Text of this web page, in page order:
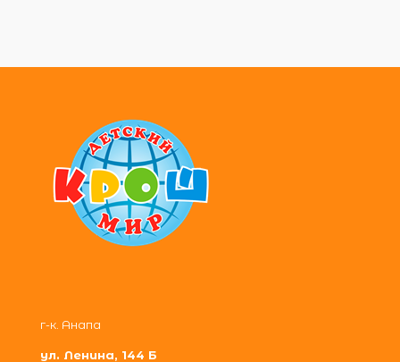
г-к. Анапа
ул. Ленина, 144 Б